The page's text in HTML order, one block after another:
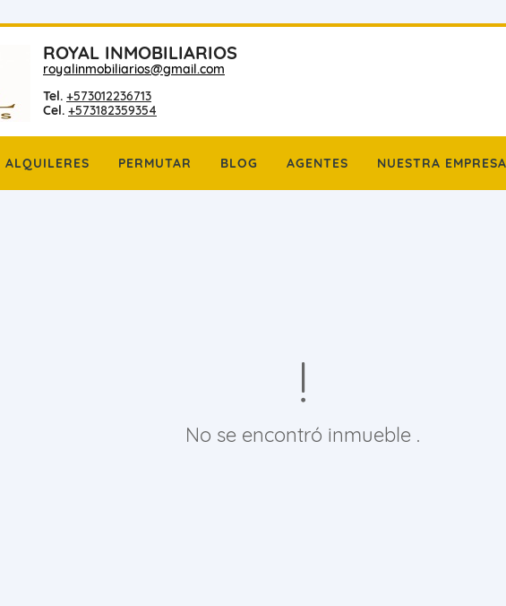
ROYAL INMOBILIARIOS
royalinmobiliarios@gmail.com
Tel. +573012236713
Cel. +573182359354
ALQUILERES PERMUTAR BLOG AGENTES NUESTRA EMPRESA
No se encontró inmueble .